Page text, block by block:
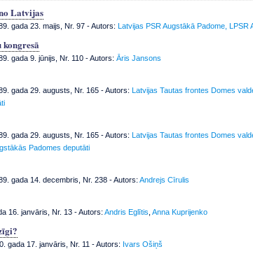
Latvijas
gada 23. maijs, Nr. 97- Autors: Latvijas PSR Augstākā Padome, LPSR
kongresā
gada 9. jūnijs, Nr. 110- Autors: Āris Jansons
gada 29. augusts, Nr. 165- Autors: Latvijas Tautas frontes Domes
gada 29. augusts, Nr. 165- Autors: Latvijas Tautas frontes Domes
Padomes deputāti
gada 14. decembris, Nr. 238- Autors: Andrejs Cīrulis
16. janvāris, Nr. 13- Autors: Andris Eglītis Anna Kuprijenko
gada 17. janvāris, Nr. 11 - Autors: Ivars Ošiņš